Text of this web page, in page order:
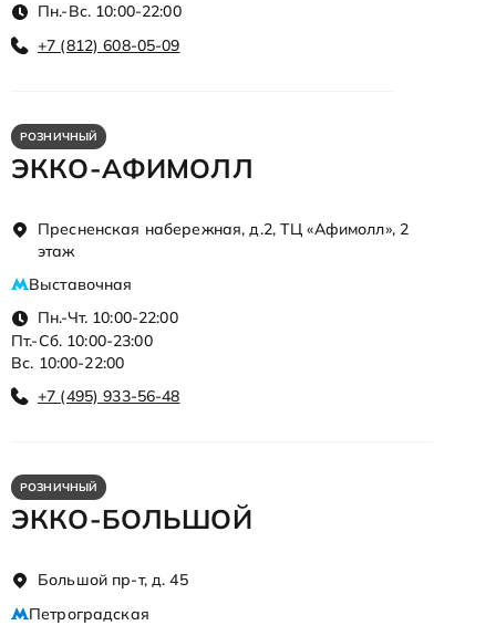
Пн.-Вс. 10:00-22:00
+7 (812) 608-05-09
РОЗНИЧНЫЙ
ЭККО-АФИМОЛЛ
Пресненская набережная, д.2, ТЦ «Афимолл», 2
этаж
Выставочная
Пн.-Чт. 10:00-22:00
Пт.-Сб. 10:00-23:00
Вс. 10:00-22:00
+7 (495) 933-56-48
РОЗНИЧНЫЙ
ЭККО-БОЛЬШОЙ
Большой пр-т, д. 45
Петроградская